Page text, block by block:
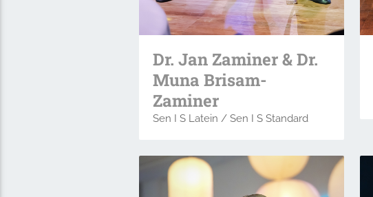
Dr. Jan Zaminer & Dr.
Muna Brisam-
Zaminer
Sen I S Latein / Sen I S Standard